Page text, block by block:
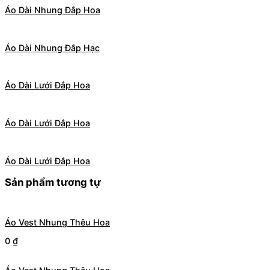
Áo Dài Nhung Đắp Hoa
Áo Dài Nhung Đắp Hạc
Áo Dài Lưới Đắp Hoa
Áo Dài Lưới Đắp Hoa
Áo Dài Lưới Đắp Hoa
Sản phẩm tương tự
Áo Vest Nhung Thêu Hoa
0 ₫